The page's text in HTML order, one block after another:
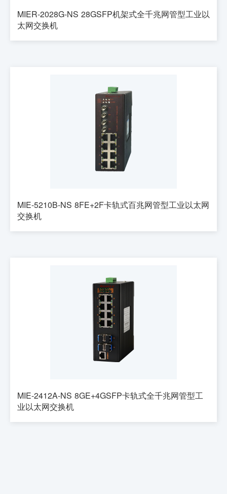
MIER-2028G-NS 28GSFP机架式全千兆网管型工业以
太网交换机
MIE-5210B-NS 8FE+2F卡轨式百兆网管型工业以太网
交换机
MIE-2412A-NS 8GE+4GSFP卡轨式全千兆网管型工
业以太网交换机